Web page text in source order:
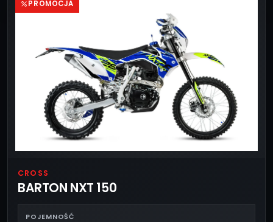
PROMOCJA
CROSS
BARTON NXT 150
POJEMNOŚĆ